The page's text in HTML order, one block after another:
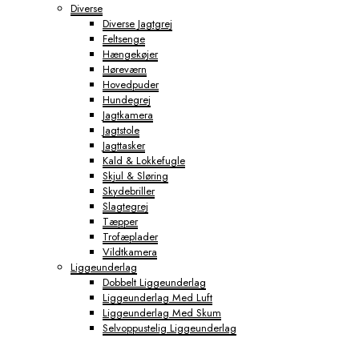
Diverse
Diverse Jagtgrej
Feltsenge
Hængekøjer
Høreværn
Hovedpuder
Hundegrej
Jagtkamera
Jagtstole
Jagttasker
Kald & Lokkefugle
Skjul & Sløring
Skydebriller
Slagtegrej
Tæpper
Trofæplader
Vildtkamera
Liggeunderlag
Dobbelt Liggeunderlag
Liggeunderlag Med Luft
Liggeunderlag Med Skum
Selvoppustelig Liggeunderlag